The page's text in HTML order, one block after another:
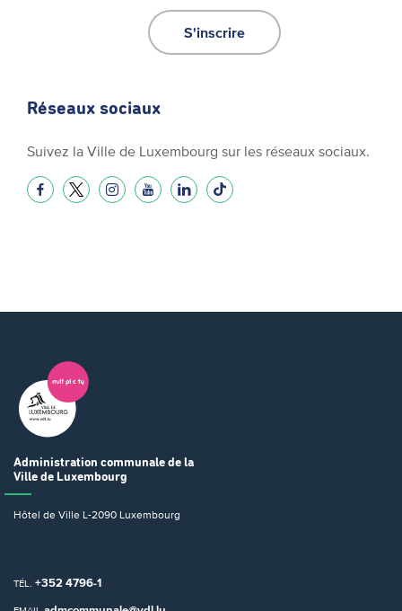
S'inscrire
Réseaux sociaux
Suivez la Ville de Luxembourg sur les réseaux sociaux.
Administration communale de la
Ville de Luxembourg
Hôtel de Ville L-2090 Luxembourg
TÉL. +352 4796-1